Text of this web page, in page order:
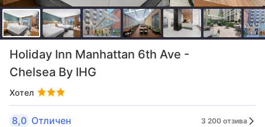
Holiday Inn Manhattan 6th Ave -
Chelsea By IHG
Хотел
8,0 Отличен 3 200 отзива